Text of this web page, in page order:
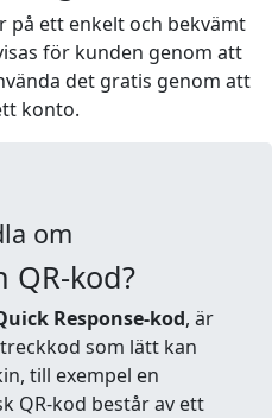
på ett enkelt och bekvämt
för kunden genom att
det gratis genom att
konto.
om
QR-kod?
Response-kod, är
som lätt kan
till exempel en
QR-kod består av ett